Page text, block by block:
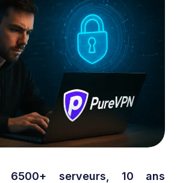
6500+ serveurs, 10 ans